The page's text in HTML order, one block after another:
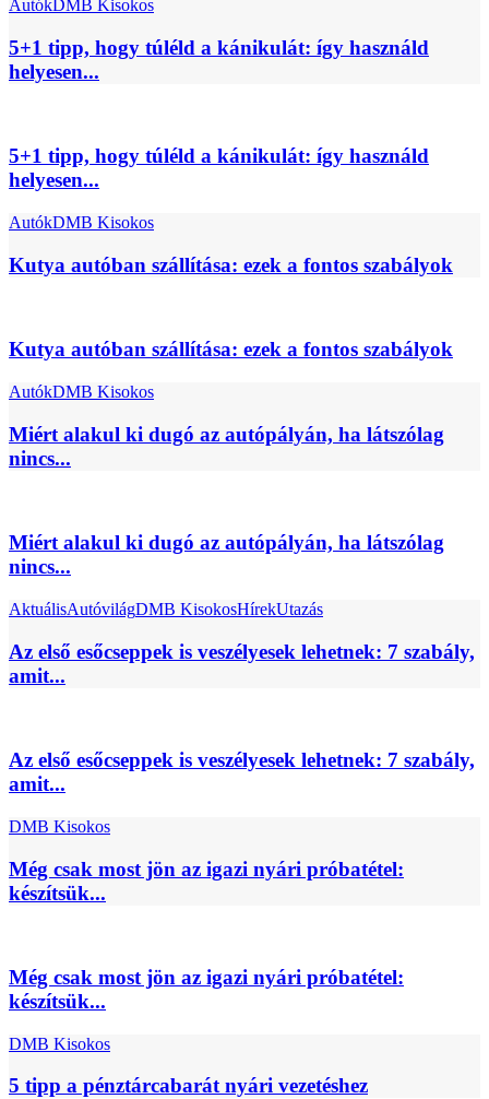
Autók DMB Kisokos
5+1 tipp, hogy túléld a kánikulát: így használd
helyesen...
5+1 tipp, hogy túléld a kánikulát: így használd
helyesen...
AutókDMB Kisokos
Kutya autóban szállítása: ezek a fontos szabályok
Kutya autóban szállítása: ezek a fontos szabályok
AutókDMB Kisokos
Miért alakul ki dugó az autópályán, ha látszólag
nincs...
Miért alakul ki dugó az autópályán, ha látszólag
nincs...
AktuálisAutóvilágDMB KisokosHírekUtazás
Az első esőcseppek is veszélyesek lehetnek: 7 szabály,
amit...
Az első esőcseppek is veszélyesek lehetnek: 7 szabály,
amit...
DMB Kisokos
Még csak most jön az igazi nyári próbatétel:
készítsük...
Még csak most jön az igazi nyári próbatétel:
készítsük...
DMB Kisokos
5 tipp a pénztárcabarát nyári vezetéshez